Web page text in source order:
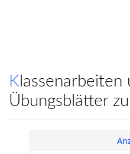
Klassenarbeiten und
Übungsblätter zu